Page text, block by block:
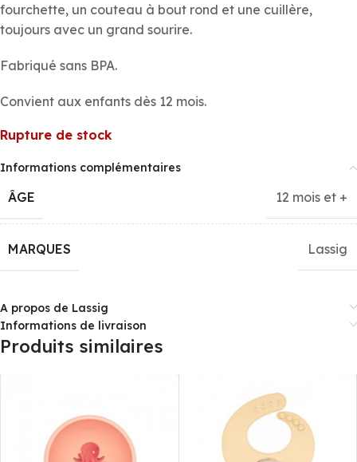
fourchette, un couteau à bout rond et une cuillère,
toujours avec un grand sourire.
Fabriqué sans BPA.
Convient aux enfants dès 12 mois.
Rupture de stock
Informations complémentaires
ÂGE 12 mois et +
MARQUES Lassig
A propos de Lassig
Informations de livraison
Produits similaires